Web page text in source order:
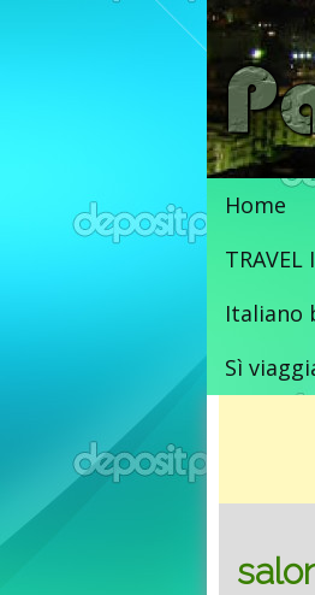
Vai
contenuto
Home
TRAVEL
Italiano
Sì